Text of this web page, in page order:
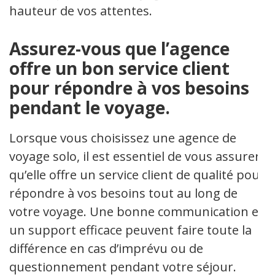
hauteur de vos attentes.
Assurez-vous que l’agence
offre un bon service client
pour répondre à vos besoins
pendant le voyage.
Lorsque vous choisissez une agence de
voyage solo, il est essentiel de vous assurer
qu’elle offre un service client de qualité pour
répondre à vos besoins tout au long de
votre voyage. Une bonne communication et
un support efficace peuvent faire toute la
différence en cas d’imprévu ou de
questionnement pendant votre séjour.